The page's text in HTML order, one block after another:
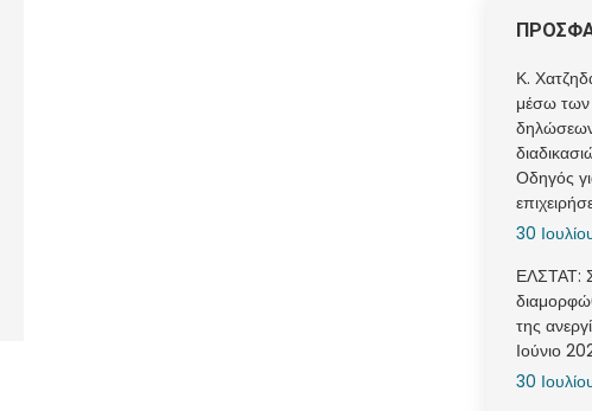
Κ.
μέσω
Οδηγός
30
ΕΛΣΤΑΤ:
της
Ιούνιο
30